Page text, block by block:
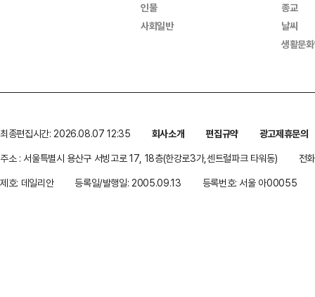
인물
사회일반
종교
날씨
생활문
최종편집시간: 2026.08.07 12:35 회사소개 편집규약
광고제휴문의
주소 : 서울특별시 용산구 서빙고로 17, 18층(한강로3가,센트럴파크 타워동)
전
제호: 데일리안
등록일/발행일: 2005.09.13 등록번호: 서울 아00055